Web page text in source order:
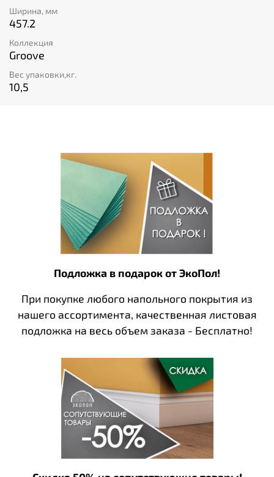
Ширина, мм
457.2
Коллекция
Groove
Вес упаковки,кг.
10,5
Подложка в подарок от ЭкоПол!
При покупке любого напольного покрытия из
нашего ассортимента, качественная листовая
подложка на весь объем заказа - Бесплатно!